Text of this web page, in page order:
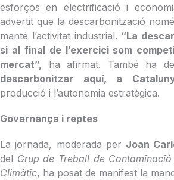
esforços en electrificació i
advertit que la descarbonització
manté l’activitat industrial. “La
si al final de l’exercici som
mercat”, ha afirmat. També ha
descarbonitzar aquí, a
producció i l’autonomia estratègica.
Governança i reptes
La jornada, moderada per Joan
del Grup de Treball de
Climàtic, ha posat de manifest la